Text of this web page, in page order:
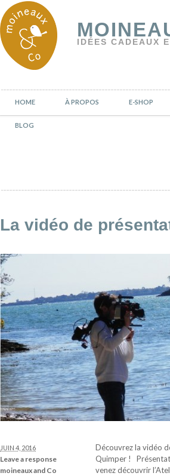
IDÉES CADEAUX
HOME À PROPOS E-SHOP
BLOG
La vidéo de
JUIN 4, 2016
Leave a response
moineaux and Co
Découvrez la vidéo
Quimper !
venez découvrir